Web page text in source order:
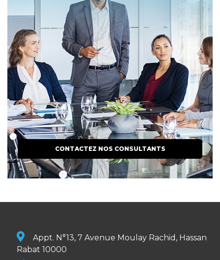
CONTACTEZ NOS CONSULTANTS
Appt. N°13, 7 Avenue Moulay Rachid, Hassan
Rabat 10000